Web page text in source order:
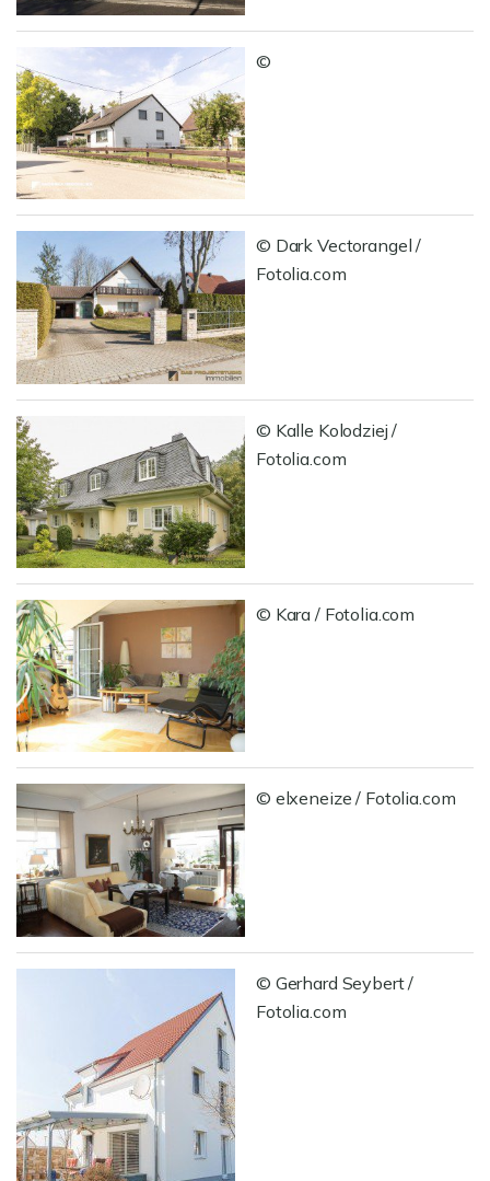
©
© Dark Vectorangel /
Fotolia.com
© Kalle Kolodziej /
Fotolia.com
© Kara / Fotolia.com
© elxeneize / Fotolia.com
© Gerhard Seybert /
Fotolia.com